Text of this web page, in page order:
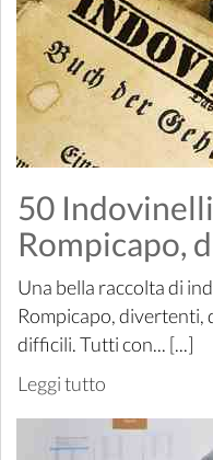
50
Rompicapo,
Una bella raccolta di
Rompicapo, divertenti,
difficili. Tutti con... [...]
Leggi tutto